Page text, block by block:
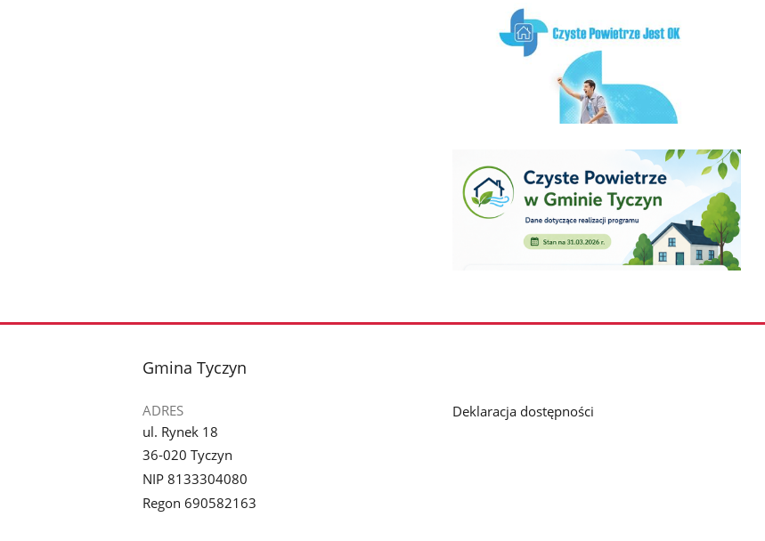
stopka
Gmina Tyczyn
ADRES
ul. Rynek 18
36-020 Tyczyn
NIP 8133304080
Regon 690582163
Deklaracja dostępności